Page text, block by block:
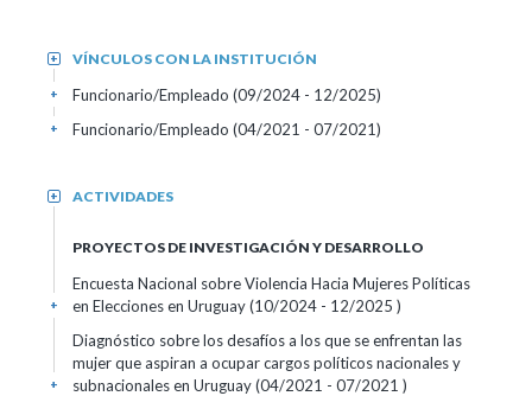
VÍNCULOS CON LA INSTITUCIÓN
+
Funcionario/Empleado (09/2024 - 12/2025)
+
Funcionario/Empleado (04/2021 - 07/2021)
+
ACTIVIDADES
+
PROYECTOS DE INVESTIGACIÓN Y DESARROLLO
Encuesta Nacional sobre Violencia Hacia Mujeres Políticas
en Elecciones en Uruguay (10/2024 - 12/2025 )
+
Diagnóstico sobre los desafíos a los que se enfrentan las
mujer que aspiran a ocupar cargos políticos nacionales y
subnacionales en Uruguay (04/2021 - 07/2021 )
+